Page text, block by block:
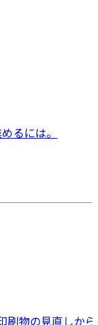
るには。
刷物の見直しか